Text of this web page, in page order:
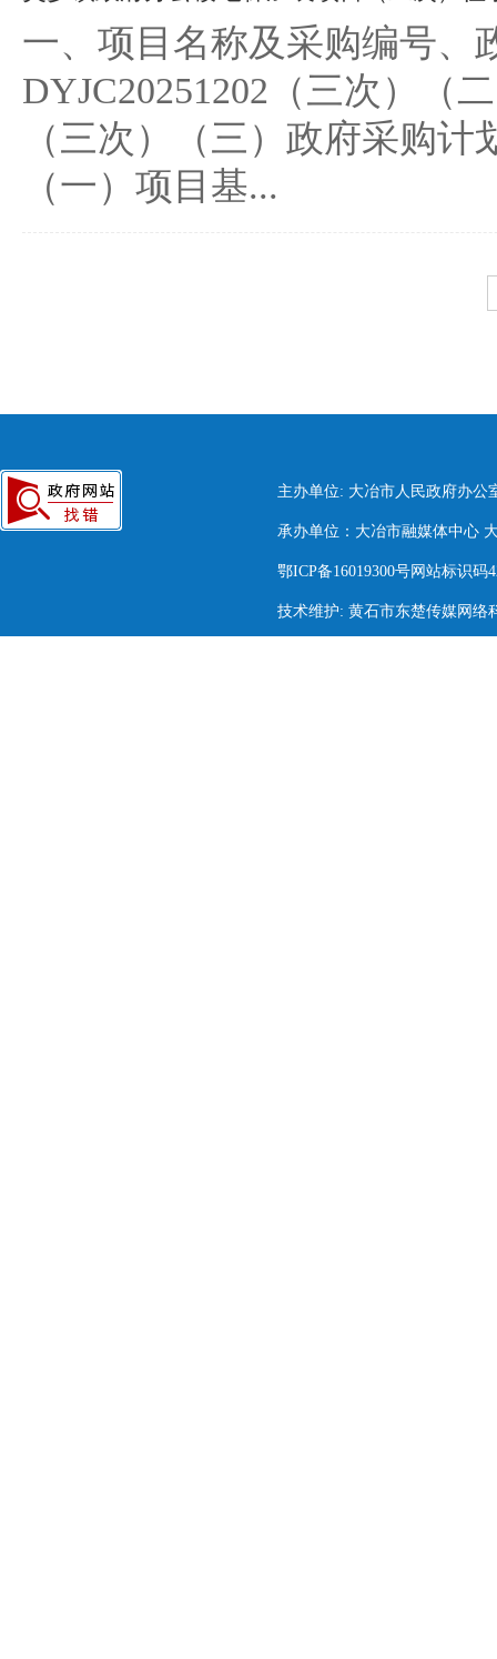
一、项目名称及采购编号、
DYJC20251202（三次）（
（三次）（三）政府采购计
（一）项目基...
主办单位: 大冶市人民政府办公
承办单位：大冶市融媒体中心
鄂ICP备16019300号网站标识码
技术维护: 黄石市东楚传媒网络